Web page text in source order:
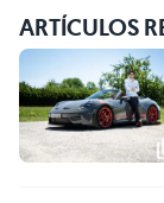
ARTÍCULOS